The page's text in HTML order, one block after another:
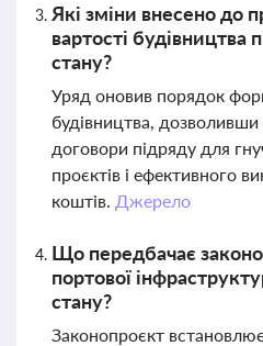
Які зміни внесено до
вартості будівництва
стану?
Уряд оновив порядок
будівництва, дозволивши
договори підряду для
проєктів і ефективного
коштів. Джерело
Що передбачає
портової
стану?
Законопроєкт